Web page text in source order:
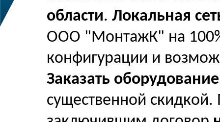
области. Локальная
ООО "МонтажК" на 100%
конфигурации и
Заказать
существенной